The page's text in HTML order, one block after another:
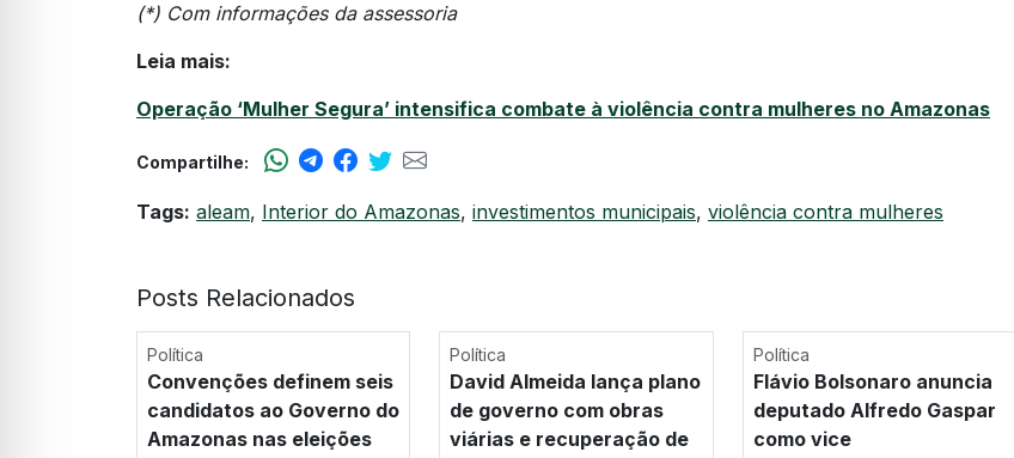
(*) Com informações da assessoria
Leia mais:
Operação ‘Mulher Segura’ intensifica combate à violência contra mulheres no Amazonas
Compartilhe:
Tags: aleam, Interior do Amazonas, investimentos municipais, violência contra mulheres
Posts Relacionados
Política
Convenções definem seis
candidatos ao Governo do
Amazonas nas eleições
Política
David Almeida lança plano
de governo com obras
viárias e recuperação de
Política
Flávio Bolsonaro anuncia
deputado Alfredo Gaspar
como vice